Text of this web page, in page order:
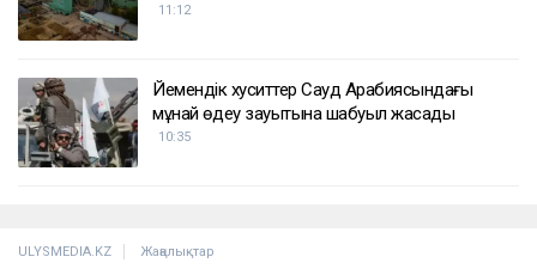
11:12
Йемендік хуситтер Сауд Арабиясындағы
мұнай өңдеу зауытына шабуыл жасады
10:35
ULYSMEDIA.KZ Жаңалықтар